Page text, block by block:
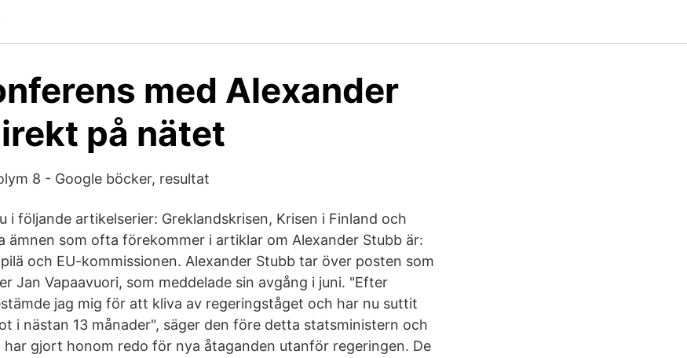
med Alexander
på nätet
8 - Google böcker, resultat
i följande artikelserier: Greklandskrisen, Krisen i Finland och
ämnen som ofta förekommer i artiklar om Alexander Stubb är:
och EU-kommissionen. Alexander Stubb tar över posten som
Jan Vapaavuori, som meddelade sin avgång i juni. "Efter
jag mig för att kliva av regeringståget och har nu suttit
i nästan 13 månader", säger den före detta statsministern och
har gjort honom redo för nya åtaganden utanför regeringen. De